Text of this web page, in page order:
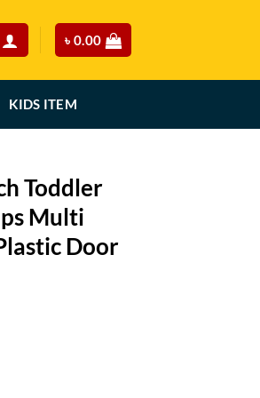
৳ 0.00
KIDS ITEM
Toddler
Multi
Door
Drawer Straps Multi Scene Baby Security